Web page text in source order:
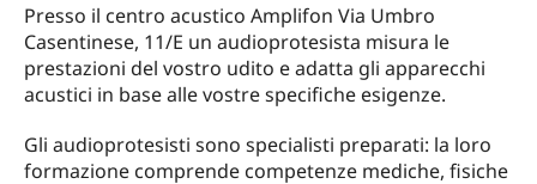
Presso il centro acustico Amplifon Via Umbro
Casentinese, 11/E un audioprotesista misura le
prestazioni del vostro udito e adatta gli apparecchi
acustici in base alle vostre specifiche esigenze.
Gli audioprotesisti sono specialisti preparati: la loro
formazione comprende competenze mediche, fisiche